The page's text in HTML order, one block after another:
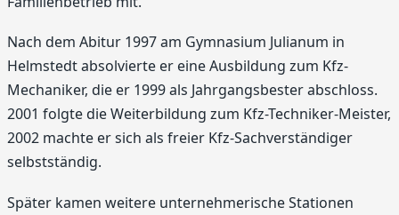
Nach dem Abitur 1997 am Gymnasium Julianum in
Helmstedt absolvierte er eine Ausbildung zum Kfz-
Mechaniker, die er 1999 als Jahrgangsbester abschloss.
2001 folgte die Weiterbildung zum Kfz-Techniker-Meister,
2002 machte er sich als freier Kfz-Sachverständiger
selbstständig.
Später kamen weitere unternehmerische Stationen